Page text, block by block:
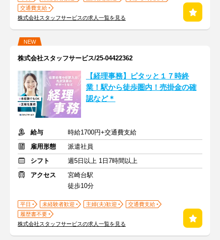
交通費支給
株式会社スタッフサービスの求人一覧を見る
NEW
株式会社スタッフサービス/25-04422362
【経理事務】ピタッと１７時終
業！駅から徒歩圏内！売掛金の確
認など＊
給与
時給1700円+交通費支給
雇用形態
派遣社員
シフト
週5日以上 1日7時間以上
アクセス
宮崎台駅
徒歩10分
平日 未経験者歓迎 主婦(夫)歓迎
交通費支給
履歴書不要
株式会社スタッフサービスの求人一覧を見る